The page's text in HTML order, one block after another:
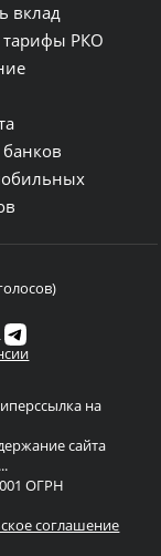
вклад
тарифы РКО
на
сайта
ОГРН
соглашение